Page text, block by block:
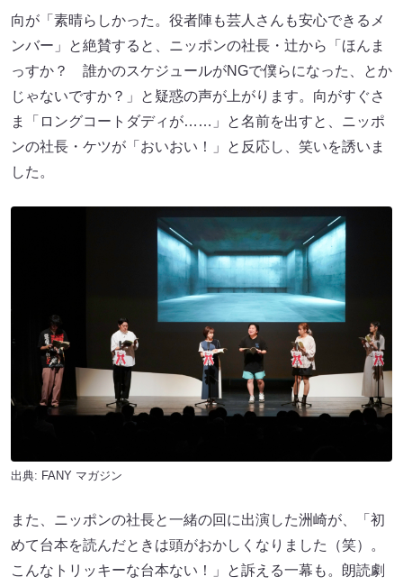
向が「素晴らしかった。役者陣も芸人さんも安心できるメ
ンバー」と絶賛すると、ニッポンの社長・辻から「ほんま
っすか？ 誰かのスケジュールがNGで僕らになった、とか
じゃないですか？」と疑惑の声が上がります。向がすぐさ
ま「ロングコートダディが……」と名前を出すと、ニッポ
ンの社長・ケツが「おいおい！」と反応し、笑いを誘いま
した。
出典: FANY マガジン
また、ニッポンの社長と一緒の回に出演した洲崎​が、「初
めて台本を読んだときは頭がおかしくなりました（笑）。
こんなトリッキーな台本ない！」と訴える一幕も。朗読劇